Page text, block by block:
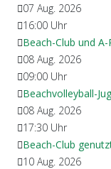
07 Aug. 2026
16:00 Uhr
Beach-Club und
08 Aug. 2026
09:00 Uhr
Beachvolleyball-
08 Aug. 2026
17:30 Uhr
Beach-Club
10 Aug. 2026